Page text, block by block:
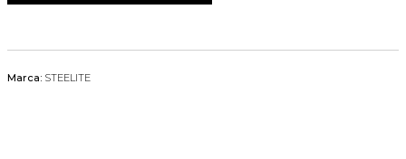
Marca: STEELITE